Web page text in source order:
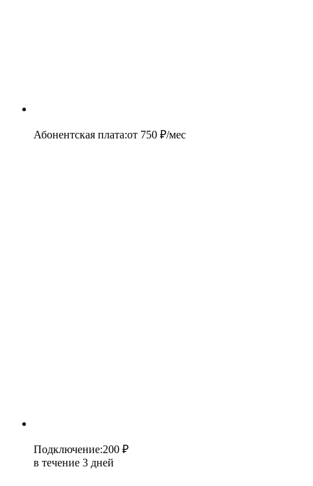
Абонентская плата:от 750 ₽/мес
Подключение:200 ₽
в течение 3 дней